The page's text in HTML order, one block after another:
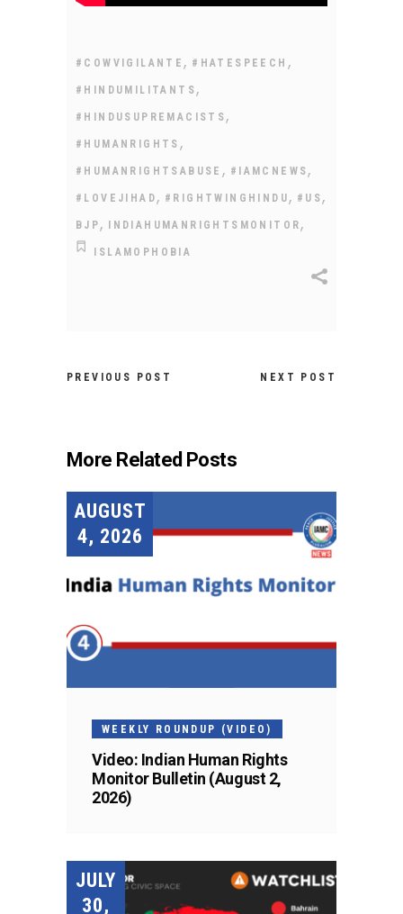
#COWVIGILANTE , #HATESPEECH ,
#HINDUMILITANTS ,
#HINDUSUPREMACISTS ,
#HUMANRIGHTS ,
#HUMANRIGHTSABUSE , #IAMCNEWS ,
#LOVEJIHAD , #RIGHTWINGHINDU , #US ,
BJP , INDIAHUMANRIGHTSMONITOR ,
ISLAMOPHOBIA
PREVIOUS POST NEXT POST
More Related Posts
AUGUST
4, 2026
WEEKLY ROUNDUP (VIDEO)
Video: Indian Human Rights
Monitor Bulletin (August 2,
2026)
JULY
30,